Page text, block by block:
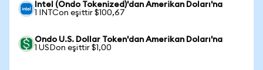
Intel (Ondo Tokenized)'dan Amerikan Doları'na
1 INTCon eşittir $100,67
Ondo U.S. Dollar Token'dan Amerikan Doları'na
1 USDon eşittir $1,00